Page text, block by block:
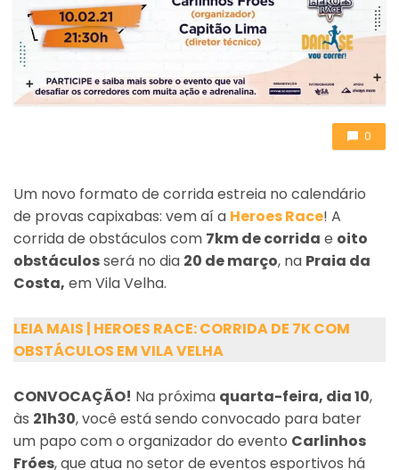
0
Um novo formato de corrida estreia no calendário
de provas capixabas: vem aí a Heroes Race! A
corrida de obstáculos com 7km de corrida e oito
obstáculosserá no dia 20 de março, na Praia da
Costa, em Vila Velha.
LEIA MAIS | HEROES RACE: CORRIDA DE 7K COM
OBSTÁCULOS EM VILA VELHA
CONVOCAÇÃO! Na próxima quarta-feira, dia 10,
às 21h30, você está sendo convocado para bater
um papo com o organizador do evento Carlinhos
Fróes, que atua no setor de eventos esportivos há